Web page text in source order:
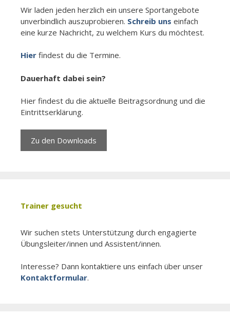
Wir laden jeden herzlich ein unsere Sport­angebote
un­ver­bindlich aus­zuprobieren. Schreib uns einfach
eine kurze Nachricht, zu welchem Kurs du möchtest.
Hier findest du die Termine.
Dauerhaft dabei sein?
Hier findest du die aktuelle Beitragsordnung und die
Eintrittserklärung.
Zu den Downloads
Trainer gesucht
Wir suchen stets Unter­stützung durch engagierte
Übungsleiter/­innen und Assistent/­innen.
Interesse? Dann kontaktiere uns einfach über unser
Kontaktformular.